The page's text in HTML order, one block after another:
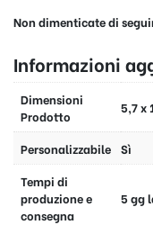
Non dimenticate di
Informazioni
Dimensioni
Prodotto
5,7 x
Personalizzabile Sì
Tempi di
produzione e
consegna
5 gg